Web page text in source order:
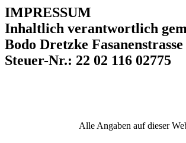
IMPRESSUM
Inhaltlich verantwortlich
Bodo Dretzke
Steuer-Nr.: 22 02 116 02775
Alle Angaben auf dieser